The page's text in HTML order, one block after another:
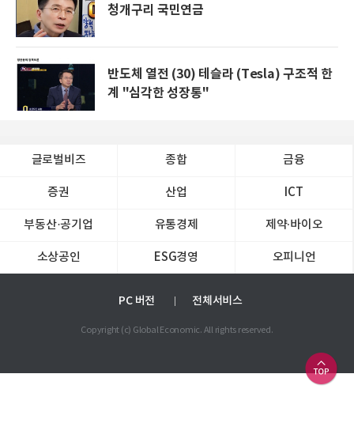
청개구리 국민연금
반도체 열전 (30) 테슬라 (Tesla) 구조적 한
계 "심각한 성장통"
글로벌비즈 종합 금융
증권 산업 ICT
부동산·공기업 유통경제 제약∙바이오
소상공인 ESG경영 오피니언
PC 버전 전체서비스
Copyright (c) Global Economic. All rights reserved.